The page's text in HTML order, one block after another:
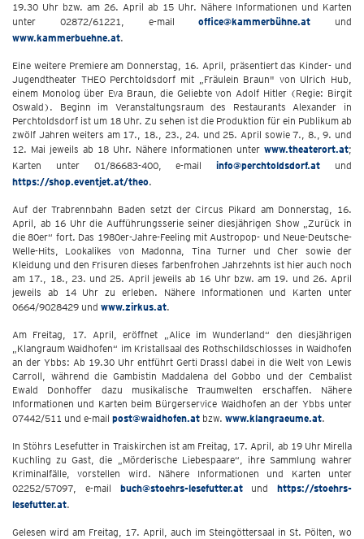
19.30 Uhr bzw. am 26. April ab 15 Uhr. Nähere Informationen und Karten
unter 02872/61221, e-mailoffice@kammerbühne.at und
www.kammerbuehne.at.
Eine weitere Premiere am Donnerstag, 16. April, präsentiert das Kinder- und
Jugendtheater THEO Perchtoldsdorf mit „Fräulein Braun" von Ulrich Hub,
einem Monolog über Eva Braun, die Geliebte von Adolf Hitler (Regie: Birgit
Oswald). Beginn im Veranstaltungsraum des Restaurants Alexander in
Perchtoldsdorf ist um 18 Uhr. Zu sehen ist die Produktion für ein Publikum ab
zwölf Jahren weiters am 17., 18., 23., 24. und 25. April sowie 7., 8., 9. und
12. Mai jeweils ab 18 Uhr. Nähere Informationen unter www.theaterort.at;
Karten unter 01/86683-400, e-mailinfo@perchtoldsdorf.at und
https://shop.eventjet.at/theo.
Auf der Trabrennbahn Baden setzt der Circus Pikard am Donnerstag, 16.
April, ab 16 Uhr die Aufführungsserie seiner diesjährigen Show „Zurück in
die 80er“ fort. Das 1980er-Jahre-Feeling mit Austropop- und Neue-Deutsche-
Welle-Hits, Lookalikes von Madonna, Tina Turner und Cher sowie der
Kleidung und den Frisuren dieses farbenfrohen Jahrzehnts ist hier auch noch
am 17., 18., 23. und 25. April jeweils ab 16 Uhr bzw. am 19. und 26. April
jeweils ab 14 Uhr zu erleben. Nähere Informationen und Karten unter
0664/9028429 und www.zirkus.at.
Am Freitag, 17. April, eröffnet „Alice im Wunderland“ den diesjährigen
„Klangraum Waidhofen“ im Kristallsaal des Rothschildschlosses in Waidhofen
an der Ybbs: Ab 19.30 Uhr entführt Gerti Drassl dabei in die Welt von Lewis
Carroll, während die Gambistin Maddalena del Gobbo und der Cembalist
Ewald Donhoffer dazu musikalische Traumwelten erschaffen. Nähere
Informationen und Karten beim Bürgerservice Waidhofen an der Ybbs unter
07442/511 und e-mail post@waidhofen.at bzw. www.klangraeume.at.
In Stöhrs Lesefutter in Traiskirchen ist am Freitag, 17. April, ab 19 Uhr Mirella
Kuchling zu Gast, die „Mörderische Liebespaare“, ihre Sammlung wahrer
Kriminalfälle, vorstellen wird. Nähere Informationen und Karten unter
02252/57097, e-mail buch@stoehrs-lesefutter.atund https://stoehrs-
lesefutter.at.
Gelesen wird am Freitag, 17. April, auch im Steingöttersaal in St. Pölten, wo